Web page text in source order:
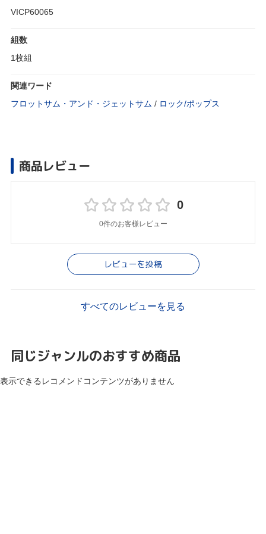
VICP60065
組数
1枚組
関連ワード
フロットサム・アンド・ジェットサム / ロック/ポップス
商品レビュー
0
0件のお客様レビュー
レビューを投稿
すべてのレビューを見る
同じジャンルのおすすめ商品
表示できるレコメンドコンテンツがありません